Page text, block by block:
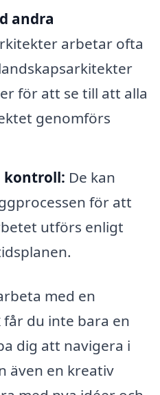
andra
arbetar ofta
för att se till att alla
genomförs
kontroll: De kan
för att
utförs enligt
med en
får du inte bara en
dig att navigera i
även en kreativ